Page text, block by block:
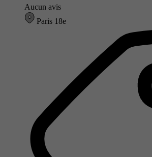
Aucun avis
Paris 18e